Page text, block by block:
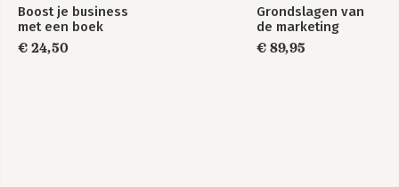
Boost je business
met een boek
€ 24,50
Grondslagen van
de marketing
€ 89,95